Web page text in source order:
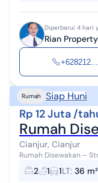
Diperbarui 4 hari
Rian Property
+628212...
Rumah Siap Huni
Rp 12 Juta /
Rumah
Cianjur, Cianjur
Rumah Disewakan –
kosong minimalis,
furniture, sia...
2 1 1LT: 36 m²